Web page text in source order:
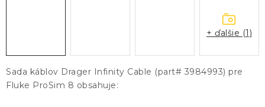
Sada káblov Drager Infinity Cable (part# 3984993) pre
Fluke ProSim 8 obsahuje:
+ ďalšie (1)